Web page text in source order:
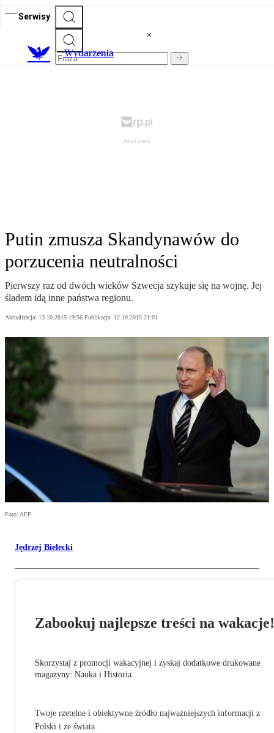
Serwisy
Wydarzenia
Putin zmusza Skandynawów do
porzucenia neutralności
Pierwszy raz od dwóch wieków Szwecja szykuje się na wojnę. Jej
śladem idą inne państwa regionu.
Aktualizacja: 13.10.2015 19:56 Publikacja: 12.10.2015 21:01
Foto: AFP
Jędrzej Bielecki
Zabookuj najlepsze treści na wakacje!
Skorzystaj z promocji wakacyjnej i zyskaj dodatkowe drukowane
magazyny: Nauka i Historia.
Twoje rzetelne i obiektywne źródło najważniejszych informacji z
Polski i ze świata.